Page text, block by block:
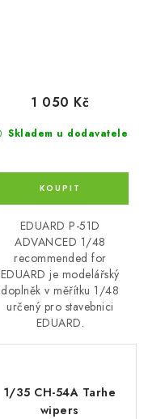
Skladem u dodavatele
1 050 Kč
EDUARD P-51D
ADVANCED 1/48
recommended for
EDUARD je modelářský
doplněk v měřítku 1/48
určený pro stavebnici
EDUARD.
1/35 CH-54A Tarhe
wipers